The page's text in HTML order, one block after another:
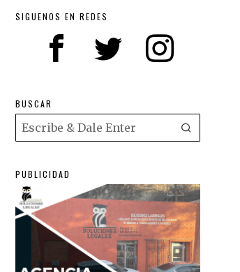
SIGUENOS EN REDES
BUSCAR
PUBLICIDAD